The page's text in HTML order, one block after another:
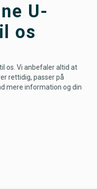
U-
os
os. Vi anbefaler altid at
rettidig, passer på
mere information og din